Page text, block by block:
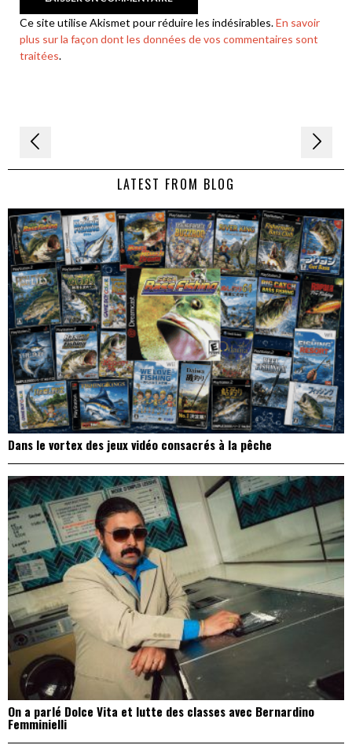
Ce site utilise Akismet pour réduire les indésirables.En savoir
plus sur la façon dont les données de vos commentaires sont
traitées.
Navigation
de LATEST FROM BLOG
Dans le vortex des jeux vidéo consacrés à la pêche
On a parlé Dolce Vita et lutte des classes avec Bernardino
Femminielli